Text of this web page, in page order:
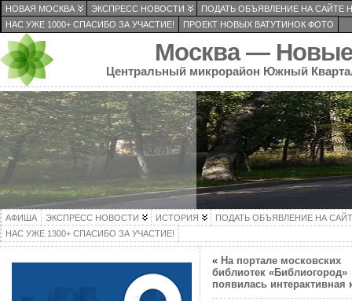
НОВАЯ МОСКВА ЭКСПРЕСС НОВОСТИ
ПОДАТЬ ОБЪЯВЛЕНИЕ НА САЙТЕ
НАС УЖЕ 1000+ СПАСИБО ЗА УЧАСТИЕ!
ПРОЕКТ НОВЫХ ВАТУТИНОК ФОТО
Москва — Новые
Центральный микрорайон Южный
АФИША ЭКСПРЕСС НОВОСТИ ИСТОРИЯ
ПОДАТЬ ОБЪЯВЛЕНИЕ НА
НАС УЖЕ 1300+ СПАСИБО ЗА УЧАСТИЕ!
« На портале московских
библиотек «Библиогород»
появилась интерактивная